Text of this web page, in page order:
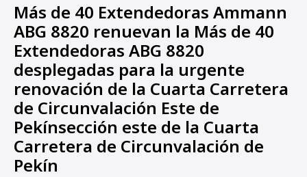
Más de 40 Extendedoras Ammann
ABG 8820 renuevan la Más de 40
Extendedoras ABG 8820
desplegadas para la urgente
renovación de la Cuarta Carretera
de Circunvalación Este de
Pekínsección este de la Cuarta
Carretera de Circunvalación de
Pekín